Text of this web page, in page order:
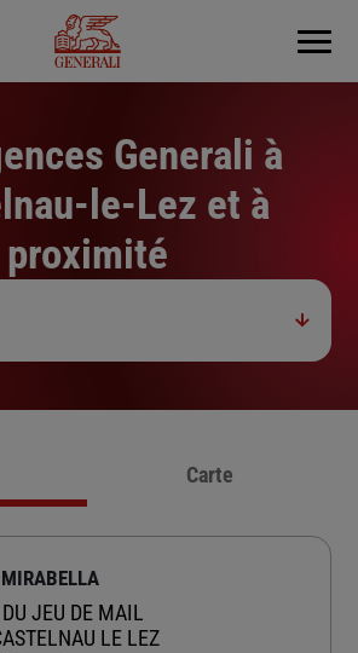
Menu
Generali à
le-Lez et à
proximité
Carte
JEU DE MAIL
LE LEZ